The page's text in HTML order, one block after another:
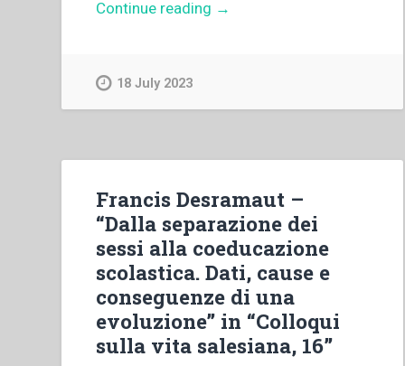
Continue reading “Félix
collegi
della
Spagna”
in
“Colloqui
sulla
vita
salesiana,
→
18 July 2023
Francis Desramaut –
“Dalla separazione dei
sessi alla coeducazione
scolastica. Dati, cause e
conseguenze di una
evoluzione” in “Colloqui
sulla vita salesiana, 16”